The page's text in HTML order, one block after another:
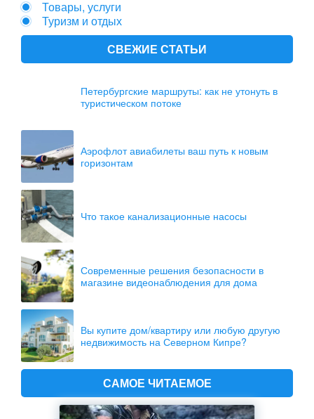
Товары, услуги
Туризм и отдых
СВЕЖИЕ СТАТЬИ
Петербургские маршруты: как не утонуть в
туристическом потоке
Аэрофлот авиабилеты ваш путь к новым
горизонтам
Что такое канализационные насосы
Современные решения безопасности в
магазине видеонаблюдения для дома
Вы купите дом/квартиру или любую другую
недвижимость на Северном Кипре?
САМОЕ ЧИТАЕМОЕ